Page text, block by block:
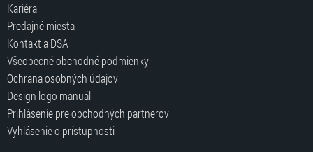
Kariéra
Predajné miesta
Kontakt a DSA
Všeobecné obchodné podmienky
Ochrana osobných údajov
Design logo manuál
Prihlásenie pre obchodných partnerov
Vyhlásenie o prístupnosti